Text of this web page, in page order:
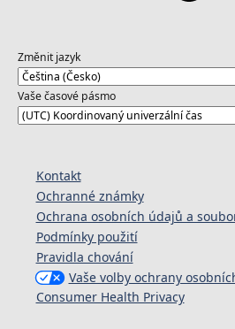
Změnit jazyk
Vaše časové pásmo
Kontakt
Ochranné známky
Ochrana osobních údajů a
Podmínky použití
Pravidla chování
Vaše volby ochrany
Consumer Health Privacy